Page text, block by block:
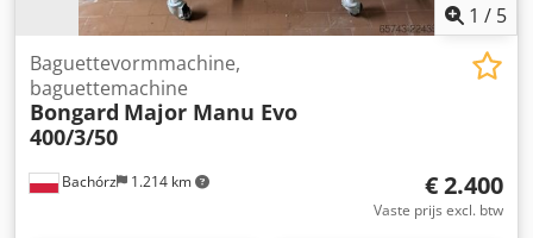
1 / 5
Bachórz 1.214 km
Baguettevormmachine,
baguettemachine
Bongard Major Manu Evo
400/3/50
€ 2.400
Vaste prijs excl. btw